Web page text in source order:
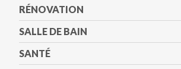
RÉNOVATION
SALLE DE BAIN
SANTÉ